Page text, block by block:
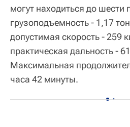
могут находиться до шести
грузоподъемность - 1,17
допустимая скорость - 259
практическая дальность -
Максимальная
часа 42 минуты.